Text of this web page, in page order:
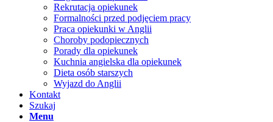
Rekrutacja opiekunek
Formalności przed podjęciem pracy
Praca opiekunki w Anglii
Choroby podopiecznych
Porady dla opiekunek
Kuchnia angielska dla opiekunek
Dieta osób starszych
Wyjazd do Anglii
Kontakt
Szukaj
Menu